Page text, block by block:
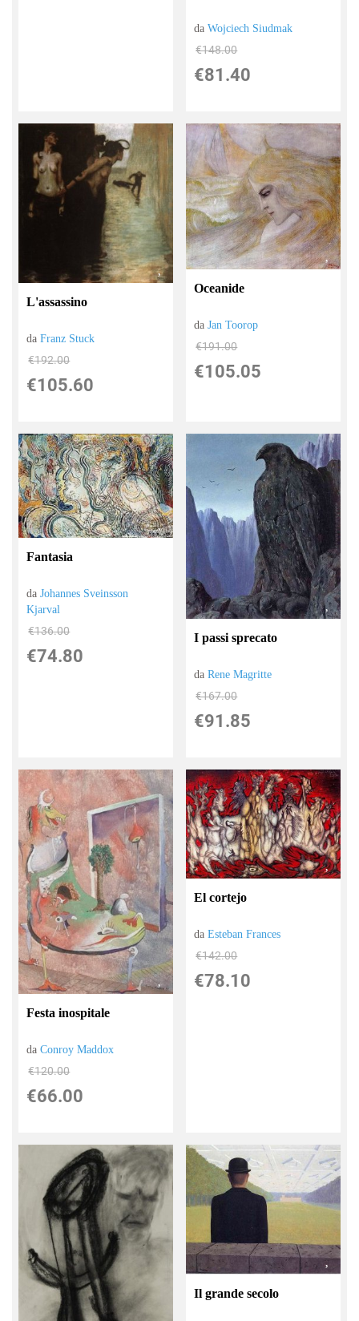
daWojciech Siudmak
€148.00
€81.40
L'assassino
daFranz Stuck
€192.00
€105.60
Oceanide
daJan Toorop
€191.00
€105.05
Fantasia
daJohannes Sveinsson
Kjarval
€136.00
€74.80
I passi sprecato
daRene Magritte
€167.00
€91.85
Festa inospitale
daConroy Maddox
€120.00
€66.00
El cortejo
daEsteban Frances
€142.00
€78.10
Il grande secolo